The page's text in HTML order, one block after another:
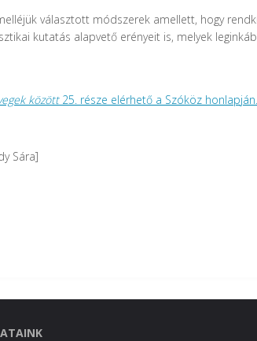
választott módszerek amellett, hogy
kutatás alapvető erényeit is, melyek
között25. része elérhető a Szóköz honlapján.
Sára]